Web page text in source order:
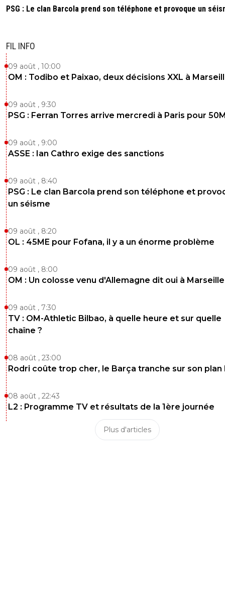
PSG : Le clan Barcola prend son téléphone et provoque un
FIL INFO
09 août , 10:00
OM : Todibo et Paixao, deux décisions XXL à
09 août , 9:30
PSG : Ferran Torres arrive mercredi à Paris pour
09 août , 9:00
ASSE : Ian Cathro exige des sanctions
09 août , 8:40
PSG : Le clan Barcola prend son téléphone et
un séisme
09 août , 8:20
OL : 45ME pour Fofana, il y a un énorme problème
09 août , 8:00
OM : Un colosse venu d'Allemagne dit oui à Marseille
09 août , 7:30
TV : OM-Athletic Bilbao, à quelle heure et sur quelle
chaîne ?
08 août , 23:00
Rodri coûte trop cher, le Barça tranche sur son plan
08 août , 22:43
L2 : Programme TV et résultats de la 1ère journée
Plus d'articles